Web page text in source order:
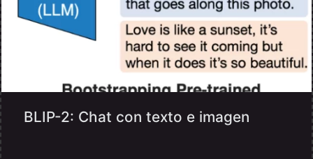
BLIP-2: Chat con texto e imagen